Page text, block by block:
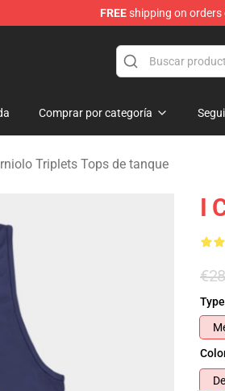
FREEshipping on orders
Store
Comprar por categoría
Triplets Tops de tanque
I
Type